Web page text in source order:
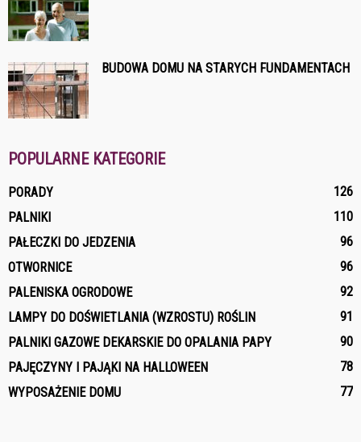
BUDOWA DOMU NA STARYCH FUNDAMENTACH
POPULARNE KATEGORIE
PORADY
126
PALNIKI
110
PAŁECZKI DO JEDZENIA
96
OTWORNICE
96
PALENISKA OGRODOWE
92
LAMPY DO DOŚWIETLANIA (WZROSTU) ROŚLIN
91
PALNIKI GAZOWE DEKARSKIE DO OPALANIA PAPY
90
PAJĘCZYNY I PAJĄKI NA HALLOWEEN
78
WYPOSAŻENIE DOMU
77